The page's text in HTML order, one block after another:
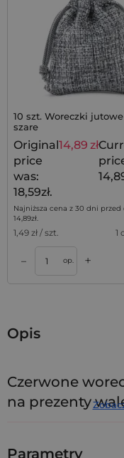
10 szt. Woreczki jutowe
szare
Original
price
was:
18,59zł.
14,89 zł
Najniższa cena z 30 dni przed
14,89zł.
1,49 zł / szt. 1
– op. + Dodaj
Opis
Czerwone
na prezenty
czerwonych
Parametry